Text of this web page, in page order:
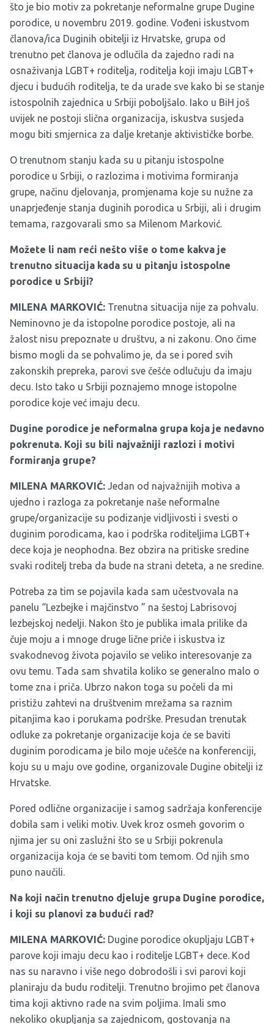
što je bio motiv za pokretanje neformalne grupe Dugine
porodice , u novembru 2019. godine. Vođeni iskustvom
članova/ica Duginih obitelji iz Hrvatske, grupa od
trenutno pet članova je odlučila da zajedno radi na
osnaživanja LGBT+ roditelja, roditelja koji imaju LGBT+
djecu i budućih roditelja, te da urade sve kako bi se stanje
istospolnih zajednica u Srbiji poboljšalo. Iako u BiH još
uvijek ne postoji slična organizacija, iskustva susjeda
mogu biti smjernica za dalje kretanje aktivističke borbe.
O trenutnom stanju kada su u pitanju istospolne
porodice u Srbiji, o razlozima i motivima formiranja
grupe, načinu djelovanja, promjenama koje su nužne za
unaprjeđenje stanja duginih porodica u Srbiji, ali i drugim
temama, razgovarali smo sa Milenom Marković.
Možete li nam reći nešto više o tome kakva je
trenutno situacija kada su u pitanju istospolne
porodice u Srbiji?
MILENA MARKOVIĆ: Trenutna situacija nije za pohvalu.
Neminovno je da istopolne porodice postoje, ali na
žalost nisu prepoznate u društvu, a ni zakonu. Ono čime
bismo mogli da se pohvalimo je, da se i pored svih
zakonskih prepreka, parovi sve češće odlučuju da imaju
decu. Isto tako u Srbiji poznajemo mnoge istopolne
porodice koje već imaju decu.
Dugine porodice je neformalna grupa koja je nedavno
pokrenuta. Koji su bili najvažniji razlozi i motivi
formiranja grupe?
MILENA MARKOVIĆ: Jedan od najvažnijih motiva a
ujedno i razloga za pokretanje naše neformalne
grupe/organizacije su podizanje vidljivosti i svesti o
duginim porodicama, kao i podrška roditeljima LGBT+
dece koja je neophodna. Bez obzira na pritiske sredine
svaki roditelj treba da bude na strani deteta, a ne sredine.
Potreba za tim se pojavila kada sam učestvovala na
panelu “Lezbejke i majčinstvo ” na šestoj Labrisovoj
lezbejskoj nedelji. Nakon što je publika imala prilike da
čuje moju a i mnoge druge lične priče i iskustva iz
svakodnevog života pojavilo se veliko interesovanje za
ovu temu. Tada sam shvatila koliko se generalno malo o
tome zna i priča. Ubrzo nakon toga su počeli da mi
pristižu zahtevi na društvenim mrežama sa raznim
pitanjima kao i porukama podrške. Presudan trenutak
odluke za pokretanje organizacije koja će se baviti
duginim porodicama je bilo moje učešće na konferenciji,
koju su u maju ove godine, organizovale Dugine obitelji iz
Hrvatske.
Pored odlične organizacije i samog sadržaja konferencije
dobila sam i veliki motiv. Uvek kroz osmeh govorim o
njima jer su oni zaslužni što se u Srbiji pokrenula
organizacija koja će se baviti tom temom. Od njih smo
puno naučili.
Na koji način trenutno djeluje grupa Dugine porodice,
i koji su planovi za budući rad?
MILENA MARKOVIĆ: Dugine porodice okupljaju LGBT+
parove koji imaju decu kao i roditelje LGBT+ dece. Kod
nas su naravno i više nego dobrodošli i svi parovi koji
planiraju da budu roditelji. Trenutno brojimo pet članova
tima koji aktivno rade na svim poljima. Imali smo
nekoliko okupljanja sa zajednicom, gostovanja na